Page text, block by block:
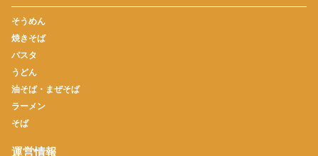
そうめん
焼きそば
パスタ
うどん
油そば・まぜそば
ラーメン
そば
運営情報